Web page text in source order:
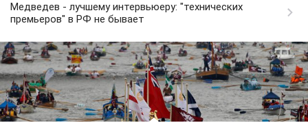
Медведев - лучшему интервьюеру: "технических
премьеров" в РФ не бывает